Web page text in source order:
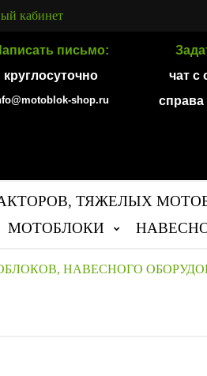
кабинет
письмо:
круглосуточно
shop.ru
чат с
справа
ТЯЖЕЛЫХ
МОТОБЛОКИ
НАВЕСНОГО